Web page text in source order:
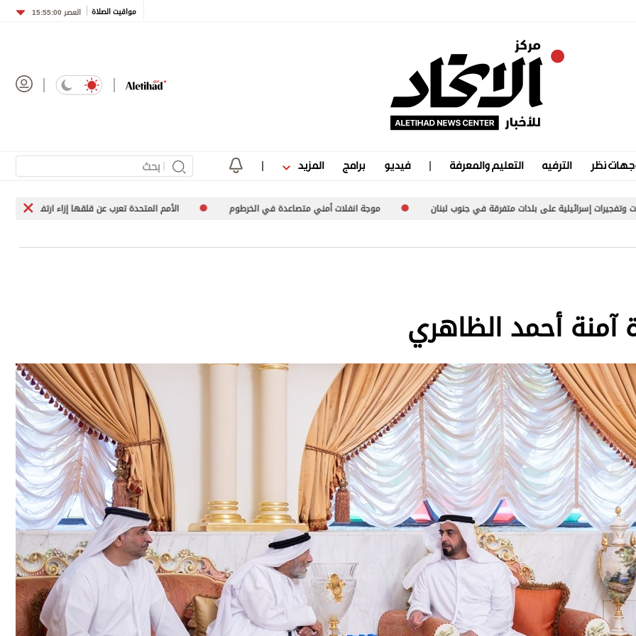
مواقيت الصلاة العصر 15:55:00
نظر الترفيه التعليم والمعرفة فيديو برامج المزيد
متفرقة في جنوب لبنان موجة انفلات أمني متصاعدة في الخرطوم الأمم المتحدة تعرب عن قلقها إزاء ارتفاع عدد عمليات الإعدام في إيران
أحمد الظاهري